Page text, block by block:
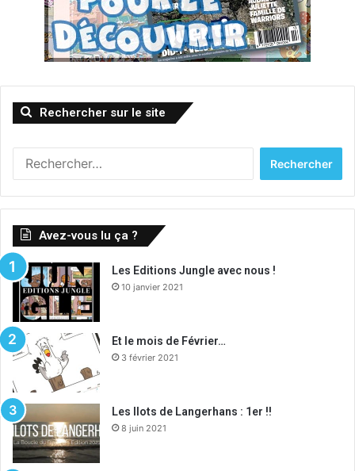
Rechercher sur le site
Avez-vous lu ça ?
Les Editions Jungle avec nous !
10 janvier 2021
Et le mois de Février…
3 février 2021
Les Ilots de Langerhans : 1er !!
8 juin 2021